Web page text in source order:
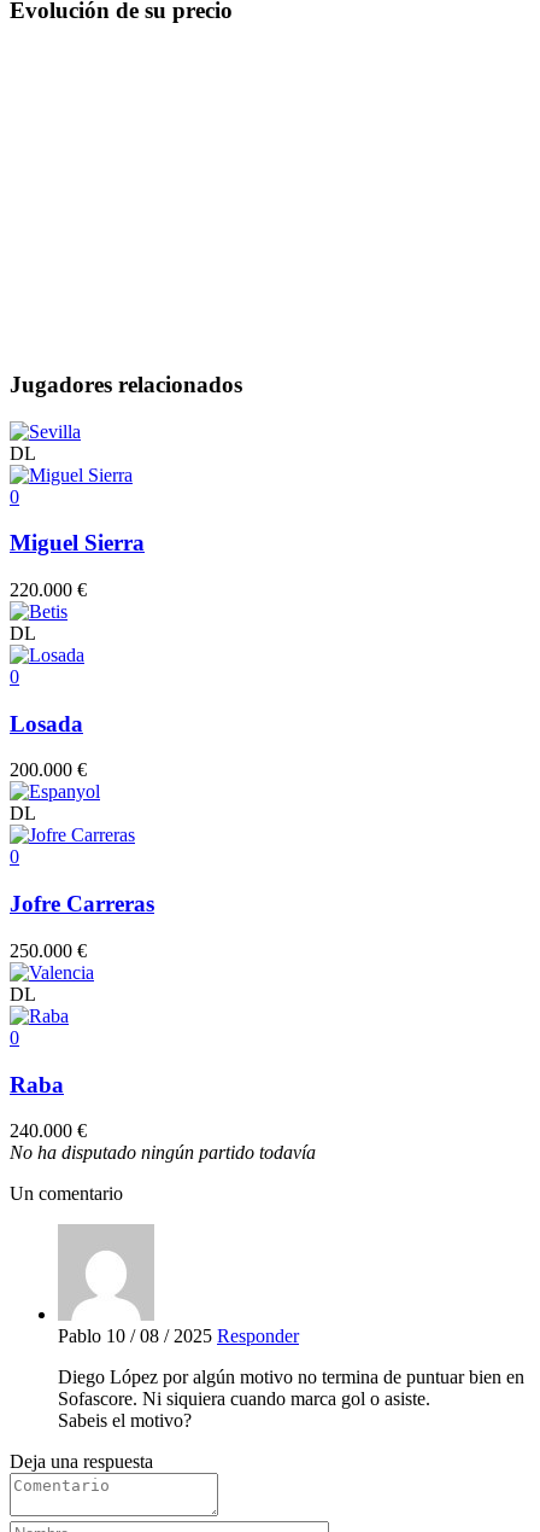
Evolución de su precio
Jugadores relacionados
DL
0
Miguel Sierra
220.000 €
DL
0
Losada
200.000 €
DL
0
Jofre Carreras
250.000 €
DL
0
Raba
240.000 €
No ha disputado ningún partido todavía
Un comentario
Pablo 10 / 08 / 2025 Responder
Diego López por algún motivo no termina de puntuar bien en
Sofascore. Ni siquiera cuando marca gol o asiste.
Sabeis el motivo?
Deja una respuesta